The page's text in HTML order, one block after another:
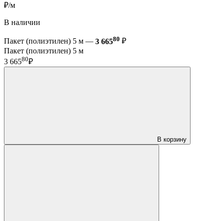
₽/м
В наличии
Пакет (полиэтилен) 5 м — 3 66580 ₽
Пакет (полиэтилен) 5 м
3 66580₽
В корзину